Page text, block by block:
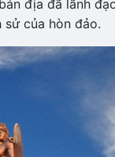
địa đã lãnh
sử của hòn đảo.